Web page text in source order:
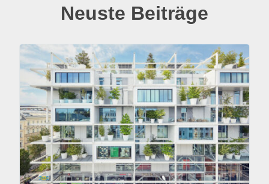
Neuste Beiträge